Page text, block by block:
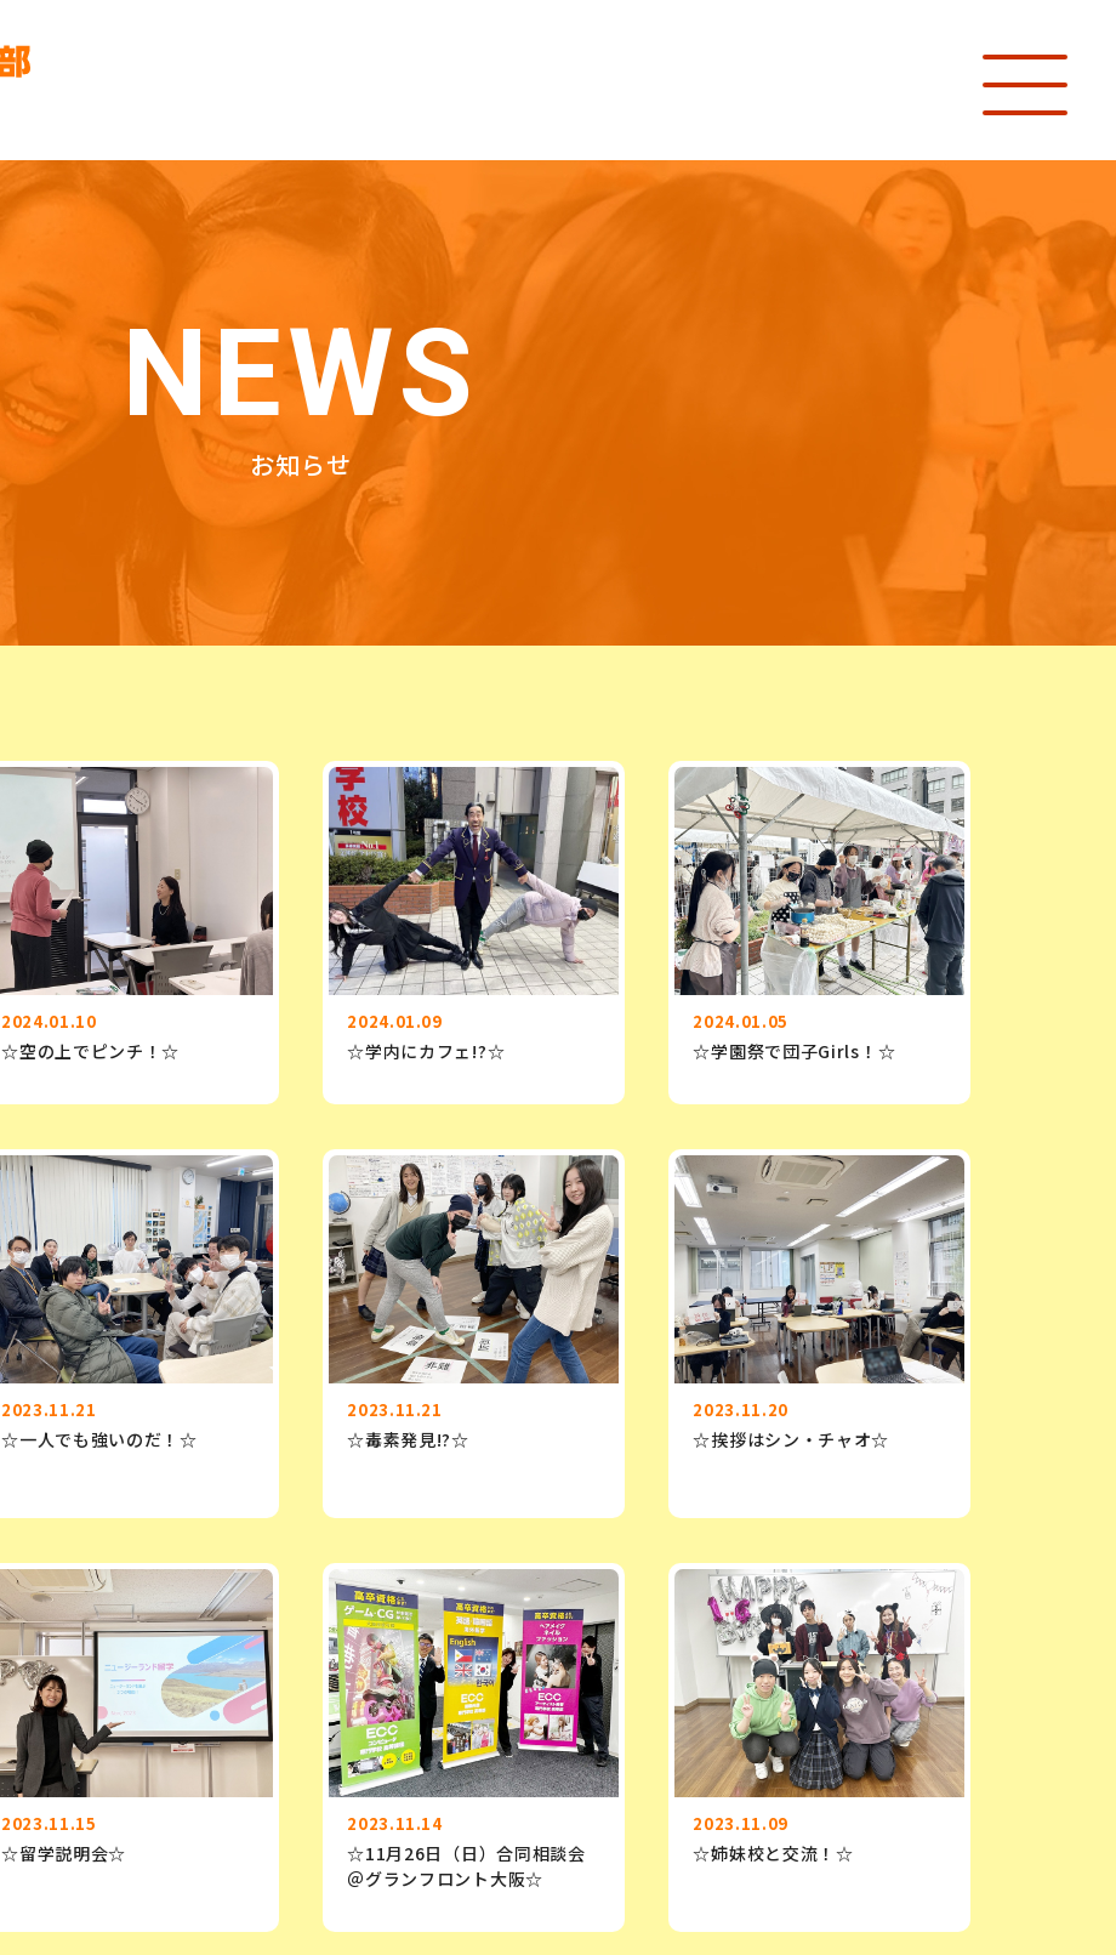
NEWS
お知らせ
2024.01.10
☆空の上でピンチ！☆
2024.01.09
☆学内にカフェ!?☆
2024.01.05
☆学園祭で団子Girls！☆
2023.11.21
☆一人でも強いのだ！☆
2023.11.21
☆毒素発見!?☆
2023.11.20
☆挨拶はシン・チャオ☆
2023.11.15
☆留学説明会☆
2023.11.14
☆11月26日（日）合同相談会
＠グランフロント大阪☆
2023.11.09
☆姉妹校と交流！☆